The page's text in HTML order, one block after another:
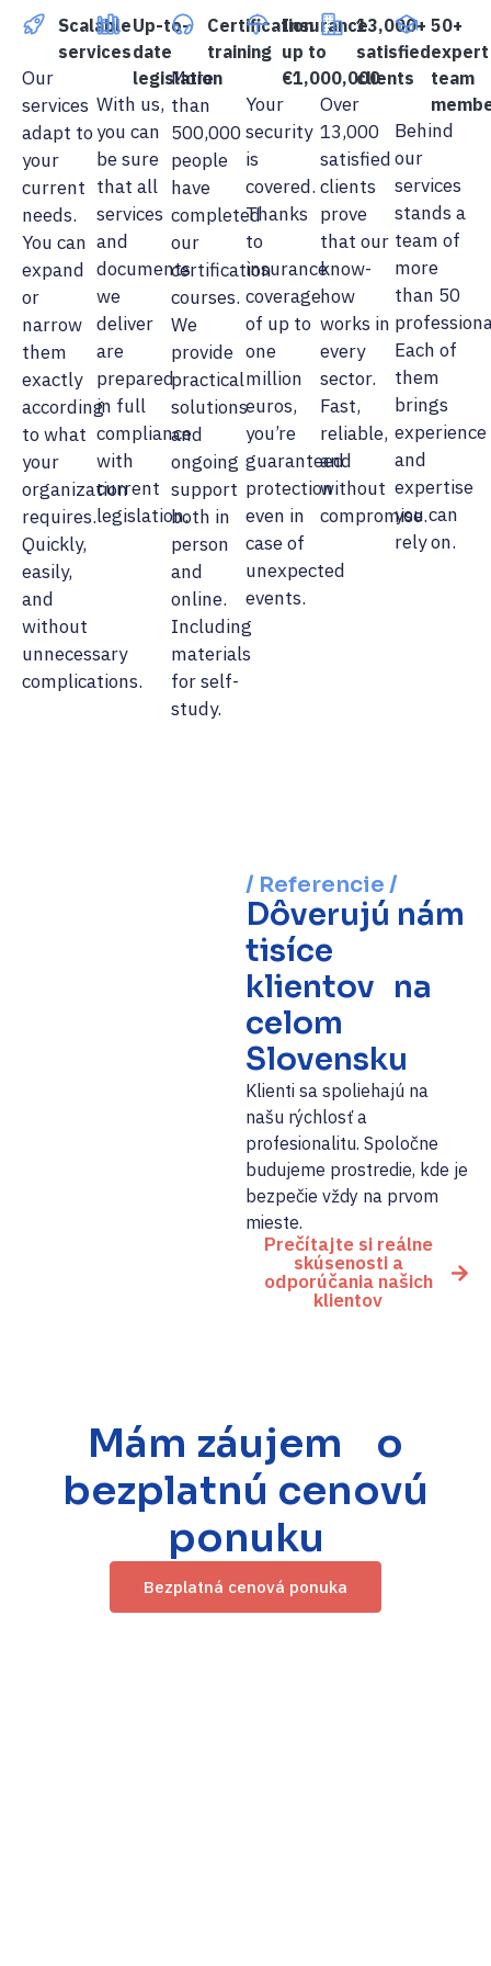
Scalable
services
Our
services
adapt to
your
current
needs.
You can
expand
or
narrow
them
exactly
according
to what
your
organization
requires.
Quickly,
easily,
and
without
unnecessary
complications.
Up-to-
date
legislation
With us,
you can
be sure
that all
services
and
documents
we
deliver
are
prepared
in full
compliance
with
current
legislation.
Certification
training
More
than
500,000
people
have
completed
our
certification
courses.
We
provide
practical
solutions
and
ongoing
support
both in
person
and
online.
Including
materials
for self-
study.
Insurance
up to
€1,000,000
Your
security
is
covered.
Thanks
to
insurance
coverage
of up to
one
million
euros,
you’re
guaranteed
protection
even in
case of
unexpected
events.
13,000+
satisfied
clients
Over
13,000
satisfied
clients
prove
that our
know-
how
works in
every
sector.
Fast,
reliable,
and
without
compromise.
50+
expert
team
Behind
our
services
stands a
team of
more
than 50
Each of
them
brings
experience
and
expertise
you can
rely on.
/ Referencie /
Dôverujú nám
tisíce
klientov na
celom
Slovensku
Klienti sa spoliehajú na
našu rýchlosť a
profesionalitu. Spoločne
budujeme prostredie, kde je
bezpečie vždy na prvom
mieste.
Prečítajte si reálne
skúsenosti a
odporúčania našich
klientov
Mám záujem o
bezplatnú cenovú
ponuku
Bezplatná cenová ponuka